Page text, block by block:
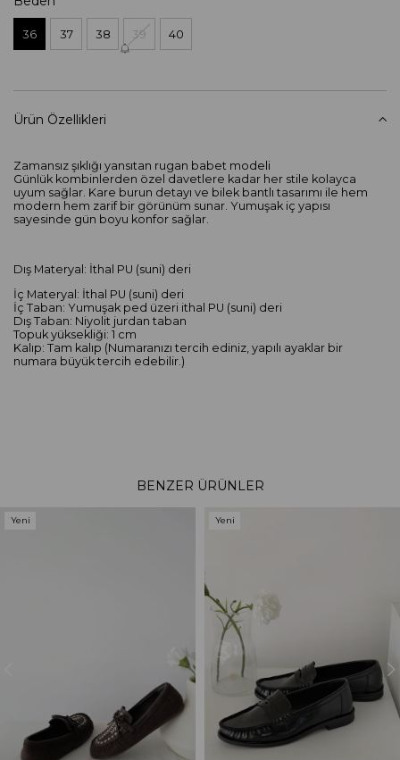
36 37 38 39 40
Ürün Özellikleri
Zamansız şıklığı yansıtan rugan babet modeli
Günlük kombinlerden özel davetlere kadar her stile kolayca
uyum sağlar. Kare burun detayı ve bilek bantlı tasarımı ile hem
modern hem zarif bir görünüm sunar. Yumuşak iç yapısı
sayesinde gün boyu konfor sağlar.
Dış Materyal: İthal PU (suni) deri
İç Materyal: İthal PU (suni) deri
İç Taban: Yumuşak ped üzeri ithal PU (suni) deri
Dış Taban: Niyolit jurdan taban
Topuk yüksekliği: 1 cm
Kalıp: Tam kalıp (Numaranızı tercih ediniz, yapılı ayaklar bir
numara büyük tercih edebilir.)
BENZER ÜRÜNLER
Yeni
Yeni